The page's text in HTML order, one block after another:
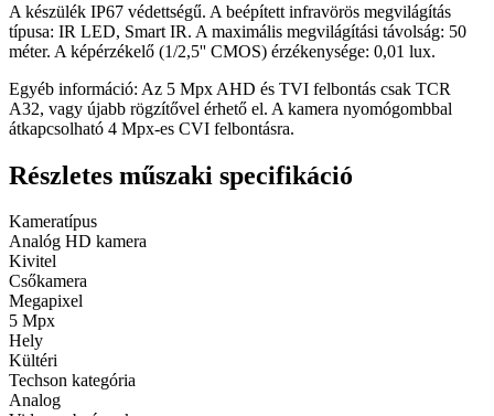
A készülék IP67 védettségű. A beépített infravörös megvilágítás
típusa: IR LED, Smart IR. A maximális megvilágítási távolság: 50
méter. A képérzékelő (1/2,5'' CMOS) érzékenysége: 0,01 lux.
Egyéb információ: Az 5 Mpx AHD és TVI felbontás csak TCR
A32, vagy újabb rögzítővel érhető el. A kamera nyomógombbal
átkapcsolható 4 Mpx-es CVI felbontásra.
Részletes műszaki specifikáció
Kameratípus
Analóg HD kamera
Kivitel
Csőkamera
Megapixel
5 Mpx
Hely
Kültéri
Techson kategória
Analog